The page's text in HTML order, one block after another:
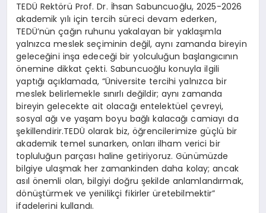
TEDÜ Rektörü Prof. Dr. İhsan Sabuncuoğlu, 2025-2026
akademik yılı için tercih süreci devam ederken,
TEDÜ’nün çağın ruhunu yakalayan bir yaklaşımla
yalnızca meslek seçiminin değil, aynı zamanda bireyin
geleceğini inşa edeceği bir yolculuğun başlangıcının
önemine dikkat çekti. Sabuncuoğlu konuyla ilgili
yaptığı açıklamada, “Üniversite tercihi yalnızca bir
meslek belirlemekle sınırlı değildir; aynı zamanda
bireyin gelecekte ait olacağı entelektüel çevreyi,
sosyal ağı ve yaşam boyu bağlı kalacağı camiayı da
şekillendirir.TEDÜ olarak biz, öğrencilerimize güçlü bir
akademik temel sunarken, onları ilham verici bir
topluluğun parçası haline getiriyoruz. Günümüzde
bilgiye ulaşmak her zamankinden daha kolay; ancak
asıl önemli olan, bilgiyi doğru şekilde anlamlandırmak,
dönüştürmek ve yenilikçi fikirler üretebilmektir”
ifadelerini kullandı.